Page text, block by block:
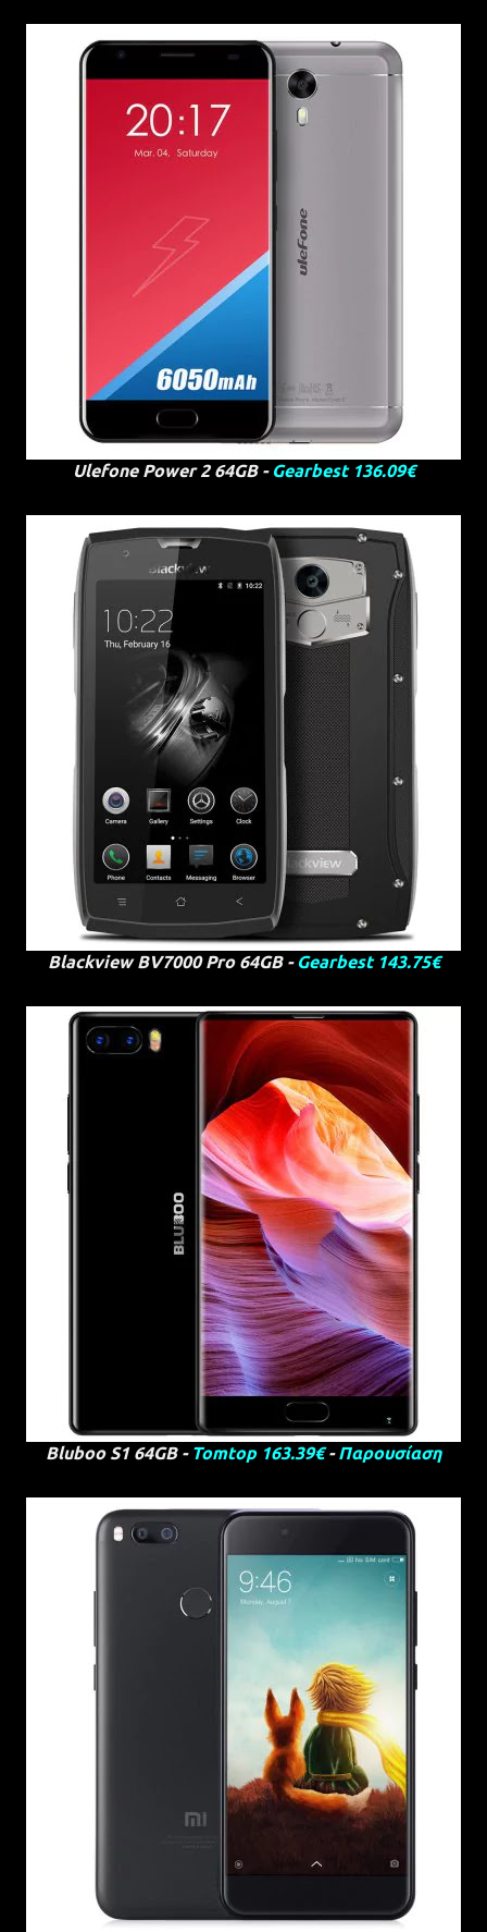
Ulefone Power 2 64GB - Gearbest 136.09€
Blackview BV7000 Pro 64GB - Gearbest 143.75€
Bluboo S1 64GB - Tomtop 163.39€-Παρουσίαση